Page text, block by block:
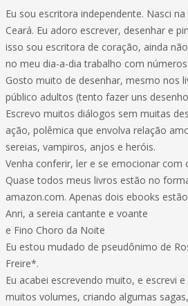
Eu sou escritora independente. Nasci
Ceará. Eu adoro escrever, desenhar e
isso sou escritora de coração, ainda
no meu dia-a-dia trabalho com
Gosto muito de desenhar, mesmo nos
público adultos (tento fazer uns
Escrevo muitos diálogos sem muitas
ação, polêmica que envolva relação
sereias, vampiros, anjos e heróis.
Venha conferir, ler e se emocionar com
Quase todos meus livros estão no
amazon.com. Apenas dois ebooks
Anri, a sereia cantante e voante
e Fino Choro da Noite
Eu estou mudado de pseudônimo de
Freire*.
Eu acabei escrevendo muito, e escrevi
muitos volumes, criando algumas